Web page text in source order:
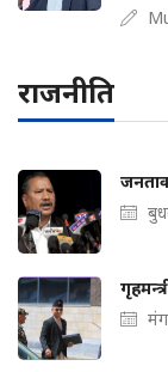
राजनीति